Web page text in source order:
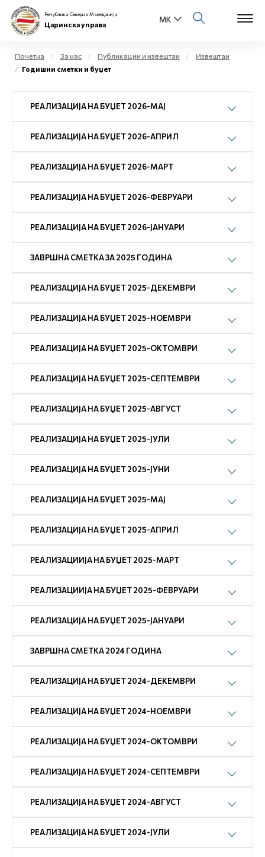
Open
Open
Open
Open
Република Северна Македонија
Царинска управа
Почетна За нас Публикации и извештаи
Извештаи
Годишни сметки и буџет
РЕАЛИЗАЦИЈА НА БУЏЕТ 2026-МАЈ
РЕАЛИЗАЦИЈА НА БУЏЕТ 2026-АПРИЛ
РЕАЛИЗАЦИЈА НА БУЏЕТ 2026-МАРТ
РЕАЛИЗАЦИЈА НА БУЏЕТ 2026-ФЕВРУАРИ
РЕАЛИЗАЦИЈА НА БУЏЕТ 2026-ЈАНУАРИ
ЗАВРШНА СМЕТКА ЗА 2025 ГОДИНА
РЕАЛИЗАЦИЈА НА БУЏЕТ 2025-ДЕКЕМВРИ
РЕАЛИЗАЦИЈА НА БУЏЕТ 2025-НОЕМВРИ
РЕАЛИЗАЦИЈА НА БУЏЕТ 2025-ОКТОМВРИ
РЕАЛИЗАЦИЈА НА БУЏЕТ 2025-СЕПТЕМВРИ
РЕАЛИЗАЦИЈА НА БУЏЕТ 2025-АВГУСТ
РЕАЛИЗАЦИЈА НА БУЏЕТ 2025-ЈУЛИ
РЕАЛИЗАЦИЈА НА БУЏЕТ 2025-ЈУНИ
РЕАЛИЗАЦИЈА НА БУЏЕТ 2025-МАЈ
РЕАЛИЗАЦИЈА НА БУЏЕТ 2025-АПРИЛ
РЕАЛИЗАЦИИЈА НА БУЏЕТ 2025-МАРТ
РЕАЛИЗАЦИИЈА НА БУЏЕТ 2025-ФЕВРУАРИ
РЕАЛИЗАЦИЈА НА БУЏЕТ 2025-ЈАНУАРИ
ЗАВРШНА СМЕТКА 2024 ГОДИНА
РЕАЛИЗАЦИЈА НА БУЏЕТ 2024-ДЕКЕМВРИ
РЕАЛИЗАЦИЈА НА БУЏЕТ 2024-НОЕМВРИ
РЕАЛИЗАЦИЈА НА БУЏЕТ 2024-ОКТОМВРИ
РЕАЛИЗАЦИЈА НА БУЏЕТ 2024-СЕПТЕМВРИ
РЕАЛИЗАЦИЈА НА БУЏЕТ 2024-АВГУСТ
РЕАЛИЗАЦИЈА НА БУЏЕТ 2024-ЈУЛИ